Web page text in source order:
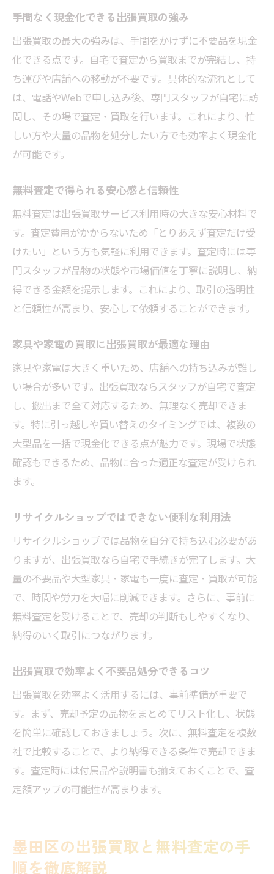
手間なく現金化できる出張買取の強み
出張買取の最大の強みは、手間をかけずに不要品を現金
化できる点です。自宅で査定から買取までが完結し、持
ち運びや店舗への移動が不要です。具体的な流れとして
は、電話やWebで申し込み後、専門スタッフが自宅に訪
問し、その場で査定・買取を行います。これにより、忙
しい方や大量の品物を処分したい方でも効率よく現金化
が可能です。
無料査定で得られる安心感と信頼性
無料査定は出張買取サービス利用時の大きな安心材料で
す。査定費用がかからないため「とりあえず査定だけ受
けたい」という方も気軽に利用できます。査定時には専
門スタッフが品物の状態や市場価値を丁寧に説明し、納
得できる金額を提示します。これにより、取引の透明性
と信頼性が高まり、安心して依頼することができます。
家具や家電の買取に出張買取が最適な理由
家具や家電は大きく重いため、店舗への持ち込みが難し
い場合が多いです。出張買取ならスタッフが自宅で査定
し、搬出まで全て対応するため、無理なく売却できま
す。特に引っ越しや買い替えのタイミングでは、複数の
大型品を一括で現金化できる点が魅力です。現場で状態
確認もできるため、品物に合った適正な査定が受けられ
ます。
リサイクルショップではできない便利な利用法
リサイクルショップでは品物を自分で持ち込む必要があ
りますが、出張買取なら自宅で手続きが完了します。大
量の不要品や大型家具・家電も一度に査定・買取が可能
で、時間や労力を大幅に削減できます。さらに、事前に
無料査定を受けることで、売却の判断もしやすくなり、
納得のいく取引につながります。
出張買取で効率よく不要品処分できるコツ
出張買取を効率よく活用するには、事前準備が重要で
す。まず、売却予定の品物をまとめてリスト化し、状態
を簡単に確認しておきましょう。次に、無料査定を複数
社で比較することで、より納得できる条件で売却できま
す。査定時には付属品や説明書も揃えておくことで、査
定額アップの可能性が高まります。
墨田区の出張買取と無料査定の手
順を徹底解説